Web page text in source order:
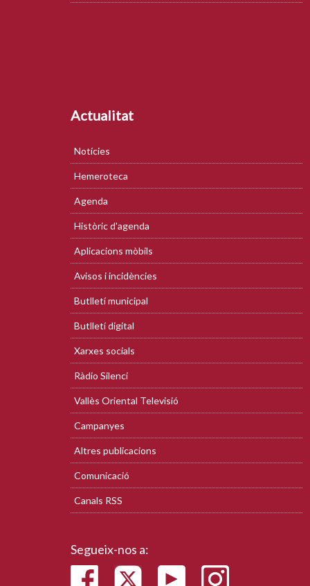
Actualitat
Notícies
Hemeroteca
Agenda
Històric d'agenda
Aplicacions mòbils
Avisos i incidències
Butlletí municipal
Butlletí digital
Xarxes socials
Ràdio Silenci
Vallès Oriental Televisió
Campanyes
Altres publicacions
Comunicació
Canals RSS
Segueix-nos a: